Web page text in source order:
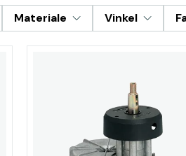
Materiale Vinkel